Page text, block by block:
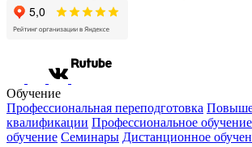
Обучение
Профессиональная переподготовка
квалификации Профессиональное обучение
обучение Семинары Дистанционное